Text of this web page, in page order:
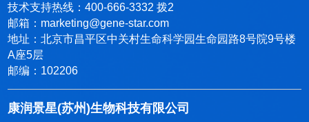
技术支持热线：400-666-3332 拨2
邮箱：marketing@gene-star.com
地址：北京市昌平区中关村生命科学园生命园路8号院9号楼
A座5层
邮编：102206
康润景星(苏州)生物科技有限公司